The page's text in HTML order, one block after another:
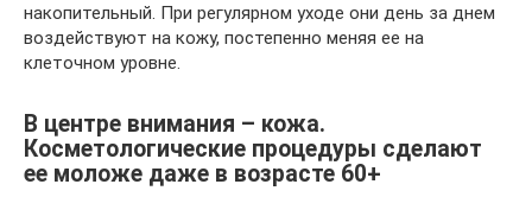
накопительный. При регулярном уходе они день за днем
воздействуют на кожу, постепенно меняя ее на
клеточном уровне.
В центре внимания – кожа.
Косметологические процедуры сделают
ее моложе даже в возрасте 60+